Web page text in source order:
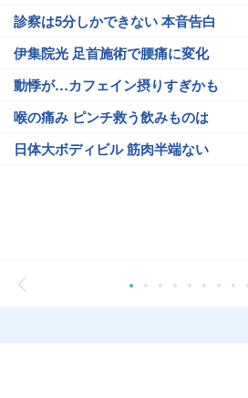
診察は5分しかできない 本音告白
伊集院光 足首施術で腰痛に変化
動悸が…カフェイン摂りすぎかも
喉の痛み ピンチ救う飲みものは
日体大ボディビル 筋肉半端ない